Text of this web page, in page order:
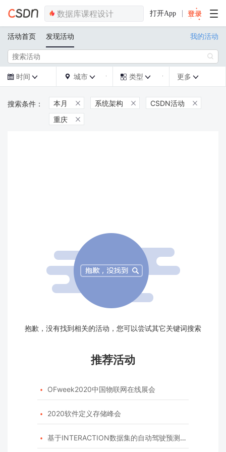
打开App
活动首页 发现活动 我的活动

 时间   城市   类型  更多 
本月  系统架构  CSDN活动 
重庆 
抱歉，没有找到相关的活动，您可以尝试其它关键词搜索
推荐活动
 OFweek2020中国物联网在线展会
 2020软件定义存储峰会
 基于INTERACTION数据集的自动驾驶预测模型挑战赛